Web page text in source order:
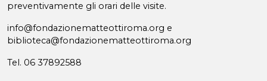
preventivamente gli orari delle visite.
info@fondazionematteottiroma.org e
biblioteca@fondazionematteottiroma.org
Tel. 06 37892588